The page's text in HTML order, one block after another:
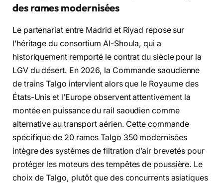
des rames modernisées
Le partenariat entre Madrid et Riyad repose sur
l’héritage du consortium Al-Shoula, qui a
historiquement remporté le contrat du siècle pour la
LGV du désert. En 2026, la Commande saoudienne
de trains Talgo intervient alors que le Royaume des
États-Unis et l’Europe observent attentivement la
montée en puissance du rail saoudien comme
alternative au transport aérien. Cette commande
spécifique de 20 rames Talgo 350 modernisées
intègre des systèmes de filtration d’air brevetés pour
protéger les moteurs des tempêtes de poussière. Le
choix de Talgo, plutôt que des concurrents asiatiques